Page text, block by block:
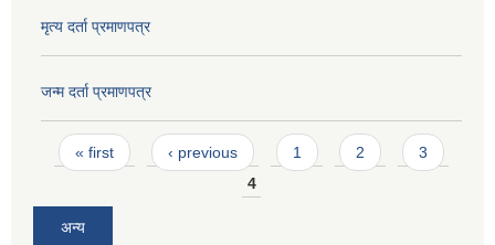
मृत्य दर्ता प्रमाणपत्र
जन्म दर्ता प्रमाणपत्र
Pages
« first ‹ previous 1 2
3
4
अन्य